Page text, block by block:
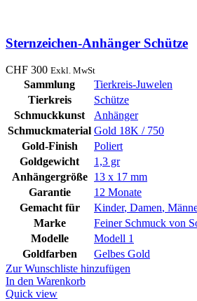
Sternzeichen-Anhänger Schütze
CHF 300 Exkl. MwSt
Sammlung
Tierkreis-Juwelen
Tierkreis
Schütze
Schmuckkunst
Anhänger
Schmuckmaterial Gold 18K / 750
Gold-Finish
Poliert
Goldgewicht
1,3 gr
Anhängergröße
13 x 17 mm
Garantie
12 Monate
Gemacht für
Kinder, Damen,
Marke
Feiner Schmuck von
Modelle
Modell 1
Goldfarben
Gelbes Gold
Zur Wunschliste hinzufügen
In den Warenkorb
Quick view